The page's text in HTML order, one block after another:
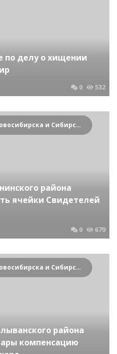
делу о хищении
0 532
Криминальные новости Новосибирска и Сибирского региона
района
ячейки Свидетелей
0 679
Криминальные новости Новосибирска и Сибирского региона
района
компенсацию